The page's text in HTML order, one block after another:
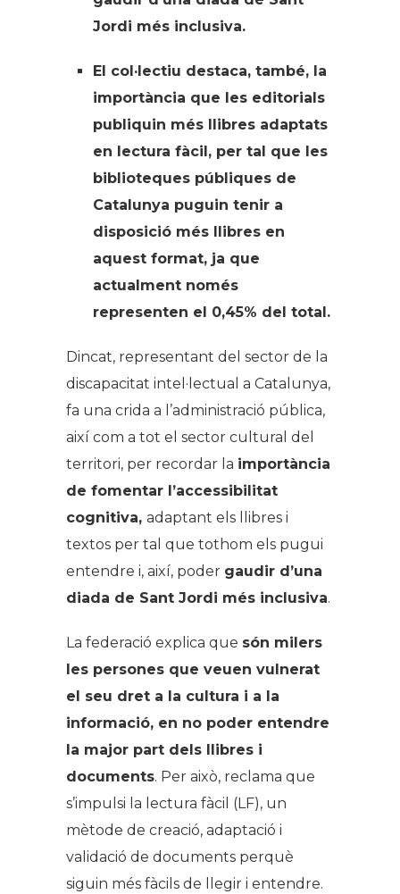
Jordi més inclusiva.
El col·lectiu destaca, també, la
importància que les editorials
publiquin més llibres adaptats
en lectura fàcil, per tal que les
biblioteques públiques de
Catalunya puguin tenir a
disposició més llibres en
aquest format, ja que
actualment només
representen el 0,45% del total.
Dincat, representant del sector de la
discapacitat intel·lectual a Catalunya,
fa una crida a l’administració pública,
així com a tot el sector cultural del
territori, per recordar la importància
de fomentar l’accessibilitat
cognitiva, adaptant els llibres i
textos per tal que tothom els pugui
entendre i, així, poder gaudir d’una
diada de Sant Jordi més inclusiva.
La federació explica que són milers
les persones que veuen vulnerat
el seu dret a la cultura i a la
informació, en no poder entendre
la major part dels llibres i
documents. Per això, reclama que
s’impulsi la lectura fàcil (LF), un
mètode de creació, adaptació i
validació de documents perquè
siguin més fàcils de llegir i entendre.